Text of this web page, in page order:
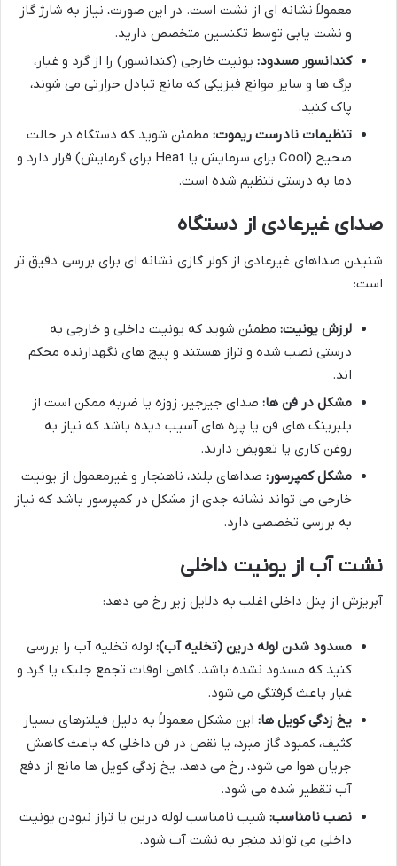
معمولاً نشانه ای از نشت است. در این صورت، نیاز به شارژ گاز
و نشت یابی توسط تکنسین متخصص دارید.
کندانسور مسدود: یونیت خارجی (کندانسور) را از گرد و غبار،
برگ ها و سایر موانع فیزیکی که مانع تبادل حرارتی می شوند،
پاک کنید.
تنظیمات نادرست ریموت: مطمئن شوید که دستگاه در حالت
صحیح (Cool برای سرمایش یا Heat برای گرمایش) قرار دارد و
دما به درستی تنظیم شده است.
صدای غیرعادی از دستگاه
شنیدن صداهای غیرعادی از کولر گازی نشانه ای برای بررسی دقیق تر
است:
لرزش یونیت: مطمئن شوید که یونیت داخلی و خارجی به
درستی نصب شده و تراز هستند و پیچ های نگهدارنده محکم
اند.
مشکل در فن ها: صدای جیرجیر، زوزه یا ضربه ممکن است از
بلبرینگ های فن یا پره های آسیب دیده باشد که نیاز به
روغن کاری یا تعویض دارند.
مشکل کمپرسور: صداهای بلند، ناهنجار و غیرمعمول از یونیت
خارجی می تواند نشانه جدی از مشکل در کمپرسور باشد که نیاز
به بررسی تخصصی دارد.
نشت آب از یونیت داخلی
آبریزش از پنل داخلی اغلب به دلایل زیر رخ می دهد:
مسدود شدن لوله درین (تخلیه آب): لوله تخلیه آب را بررسی
کنید که مسدود نشده باشد. گاهی اوقات تجمع جلبک یا گرد و
غبار باعث گرفتگی می شود.
یخ زدگی کویل ها: این مشکل معمولاً به دلیل فیلترهای بسیار
کثیف، کمبود گاز مبرد، یا نقص در فن داخلی که باعث کاهش
جریان هوا می شود، رخ می دهد. یخ زدگی کویل ها مانع از دفع
آب تقطیر شده می شود.
نصب نامناسب: شیب نامناسب لوله درین یا تراز نبودن یونیت
داخلی می تواند منجر به نشت آب شود.